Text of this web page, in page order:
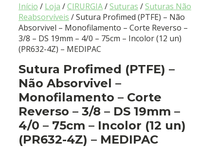
Início / Loja /CIRURGIA/Suturas /Suturas Não
Reabsorvíveis / Sutura Profimed (PTFE) – Não
Absorvivel – Monofilamento – Corte Reverso –
3/8 – DS 19mm – 4/0 – 75cm – Incolor (12 un)
(PR632-4Z) – MEDIPAC
Sutura Profimed (PTFE) –
Não Absorvivel –
Monofilamento – Corte
Reverso – 3/8 – DS 19mm –
4/0 – 75cm – Incolor (12 un)
(PR632-4Z) – MEDIPAC